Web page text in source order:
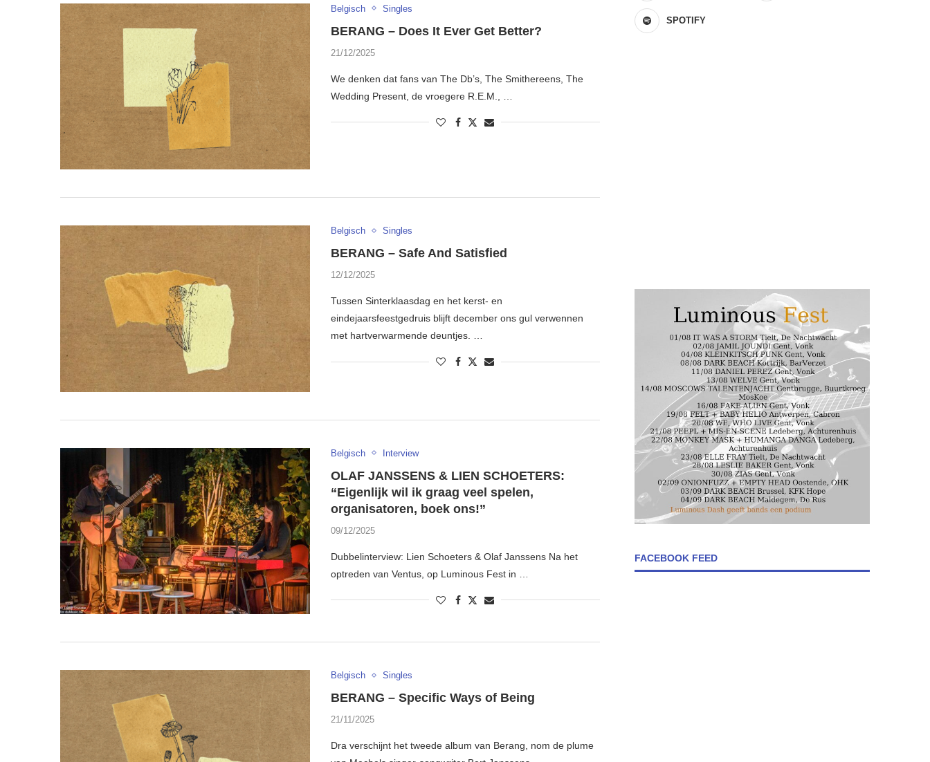
Belgisch Singles
BERANG – Does It Ever Get Better?
21/12/2025
We denken dat fans van The Db’s, The Smithereens, The
Wedding Present, de vroegere R.E.M., …
Belgisch Singles
BERANG – Safe And Satisfied
12/12/2025
Tussen Sinterklaasdag en het kerst- en
eindejaarsfeestgedruis blijft december ons gul verwennen
met hartverwarmende deuntjes. …
Belgisch Interview
OLAF JANSSENS & LIEN SCHOETERS:
“Eigenlijk wil ik graag veel spelen,
organisatoren, boek ons!”
09/12/2025
Dubbelinterview: Lien Schoeters & Olaf Janssens Na het
optreden van Ventus, op Luminous Fest in …
Belgisch Singles
BERANG – Specific Ways of Being
21/11/2025
Dra verschijnt het tweede album van Berang, nom de plume
SPOTIFY
FACEBOOK FEED